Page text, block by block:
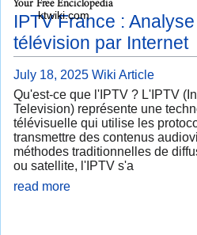
IPTV France :
télévision par Internet
July 18, 2025 Wiki Article
Qu'est-ce que l'IPTV ? L'IPTV
Television) représente une
télévisuelle qui utilise les
transmettre des contenus
méthodes traditionnelles de
ou satellite, l'IPTV s'a
read more
ktwiki.com